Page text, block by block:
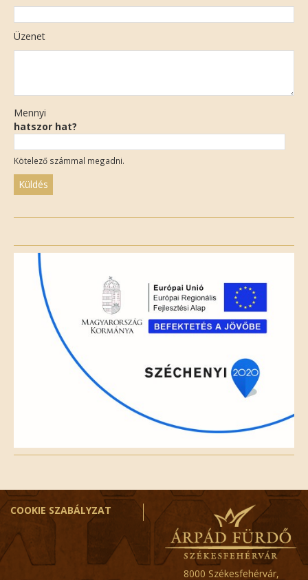
Üzenet
Mennyi
hatszor hat?
Kötelező számmal megadni.
field
empty.
COOKIE SZABÁLYZAT
8000 Székesfehérvár,